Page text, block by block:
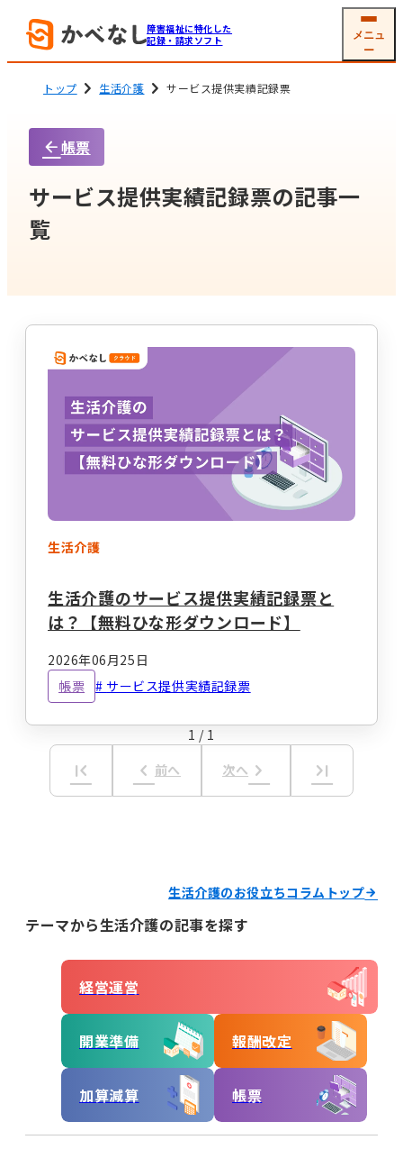
障害福祉に特化した
記録・請求ソフト
メニュ
ー
生活介護
グループホーム
(共同生活援助)
ソフトの機能
メール交付 国保連請求
その他機能
開業支援サービス
事業計画立案支援
指定申請代行
税務届代行
求人広告掲載・人材紹介
その他のサービス
レンタルスマホ
ホームページ作成
セミナー・イベント
情報トップ
サービス種別ごとのコラムを探す
就労系サービス 相談支援
生活介護
テーマからコラムを探す
加算減算
キーワードからコラムを探す キーワード一覧
記録 帳票作成 電子サイン
国保連請求 工賃計算 指定申請
開業の流れ 処遇改善加算 法改正
個別支援計画 モニタリング
トップ 生活介護 サービス提供実績記録票
帳票
サービス提供実績記録票の記事一
覧
生活介護
生活介護のサービス提供実績記録票と
は？【無料ひな形ダウンロード】
2026年06月25日
帳票
サービス提供実績記録票
1 / 1
first_page keyboard_arrow_left 前へ 次へ keyboard_arrow_right last_page
生活介護のお役立ちコラムトップ
テーマから生活介護の記事を探す
経営運営
開業準備 報酬改定
加算減算 帳票